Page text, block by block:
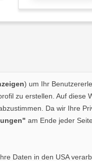
) um Ihr
zu erstellen. Auf diese
Da wir Ihre
am Ende jeder
Daten in den USA